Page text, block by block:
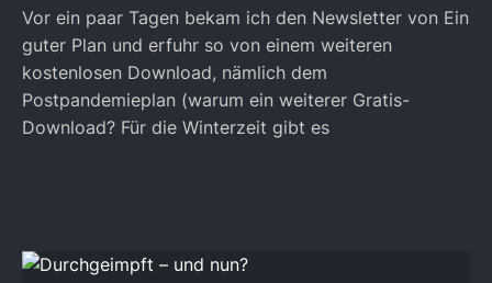
Vor ein paar Tagen bekam ich den Newsletter von Ein
guter Plan und erfuhr so von einem weiteren
kostenlosen Download, nämlich dem
Postpandemieplan (warum ein weiterer Gratis-
Download? Für die Winterzeit gibt es